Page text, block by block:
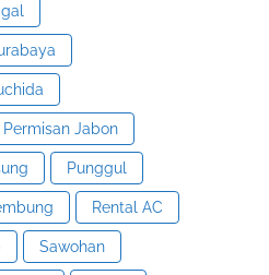
Permisan Jabon
Punggul
Rental AC
Sawohan